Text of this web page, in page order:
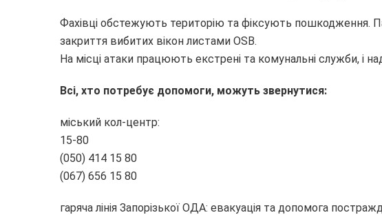
Фахівці обстежують територію та фіксують пошкодження.
закриття вибитих вікон листами OSB.
На місці атаки працюють екстрені та комунальні служби, і
Всі, хто потребує допомоги, можуть звернутися:
міський кол-центр:
15-80
(050) 414 15 80
(067) 656 15 80
гаряча лінія Запорізької ОДА: евакуація та допомога